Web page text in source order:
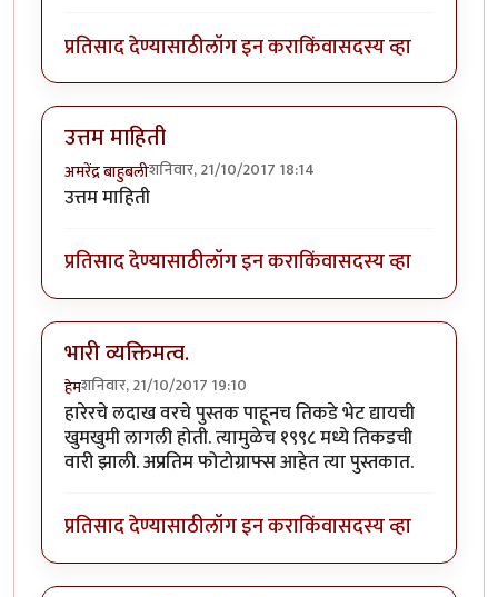
प्रतिसाद देण्यासाठीलॉग इन कराकिंवासदस्य व्हा
उत्तम माहिती
अमरेंद्र बाहुबलीशनिवार, 21/10/2017 18:14
उत्तम माहिती
प्रतिसाद देण्यासाठीलॉग इन कराकिंवासदस्य व्हा
भारी व्यक्तिमत्व.
हेमशनिवार, 21/10/2017 19:10
हारेरचे लदाख वरचे पुस्तक पाहूनच तिकडे भेट द्यायची
खुमखुमी लागली होती. त्यामुळेच १९९८ मध्ये तिकडची
वारी झाली. अप्रतिम फोटोग्राफ्स आहेत त्या पुस्तकात.
प्रतिसाद देण्यासाठीलॉग इन कराकिंवासदस्य व्हा